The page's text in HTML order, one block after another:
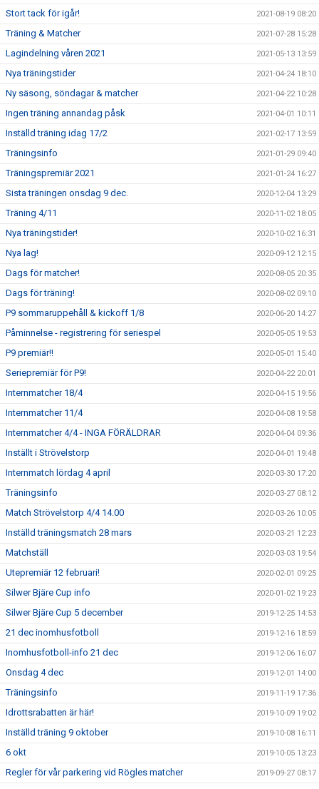
Stort tack för igår! 2021-08-19 08:20
Träning & Matcher 2021-07-28 15:28
Lagindelning våren 2021 2021-05-13 13:59
Nya träningstider 2021-04-24 18:10
Ny säsong, söndagar & matcher 2021-04-22 10:28
Ingen träning annandag påsk 2021-04-01 10:11
Inställd träning idag 17/2 2021-02-17 13:59
Träningsinfo 2021-01-29 09:40
Träningspremiär 2021 2021-01-24 16:27
Sista träningen onsdag 9 dec. 2020-12-04 13:29
Träning 4/11 2020-11-02 18:05
Nya träningstider! 2020-10-02 16:31
Nya lag! 2020-09-12 12:15
Dags för matcher! 2020-08-05 20:35
Dags för träning! 2020-08-02 09:10
P9 sommaruppehåll & kickoff 1/8 2020-06-20 14:27
Påminnelse - registrering för seriespel 2020-05-05 19:53
P9 premiär!! 2020-05-01 15:40
Seriepremiär för P9! 2020-04-22 20:01
Internmatcher 18/4 2020-04-15 19:56
Internmatcher 11/4 2020-04-08 19:58
Internmatcher 4/4 - INGA FÖRÄLDRAR 2020-04-04 09:36
Inställt i Strövelstorp 2020-04-01 19:48
Internmatch lördag 4 april 2020-03-30 17:20
Träningsinfo 2020-03-27 08:12
Match Strövelstorp 4/4 14.00 2020-03-26 10:05
Inställd träningsmatch 28 mars 2020-03-21 12:23
Matchställ 2020-03-03 19:54
Utepremiär 12 februari! 2020-02-01 09:25
Silwer Bjäre Cup info 2020-01-02 19:23
Silwer Bjäre Cup 5 december 2019-12-25 14:53
21 dec inomhusfotboll 2019-12-16 18:59
Inomhusfotboll-info 21 dec 2019-12-06 16:07
Onsdag 4 dec 2019-12-01 14:00
Träningsinfo 2019-11-19 17:36
Idrottsrabatten är här! 2019-10-09 19:02
Inställd träning 9 oktober 2019-10-08 16:11
6 okt 2019-10-05 13:23
Regler för vår parkering vid Rögles matcher 2019-09-27 08:17